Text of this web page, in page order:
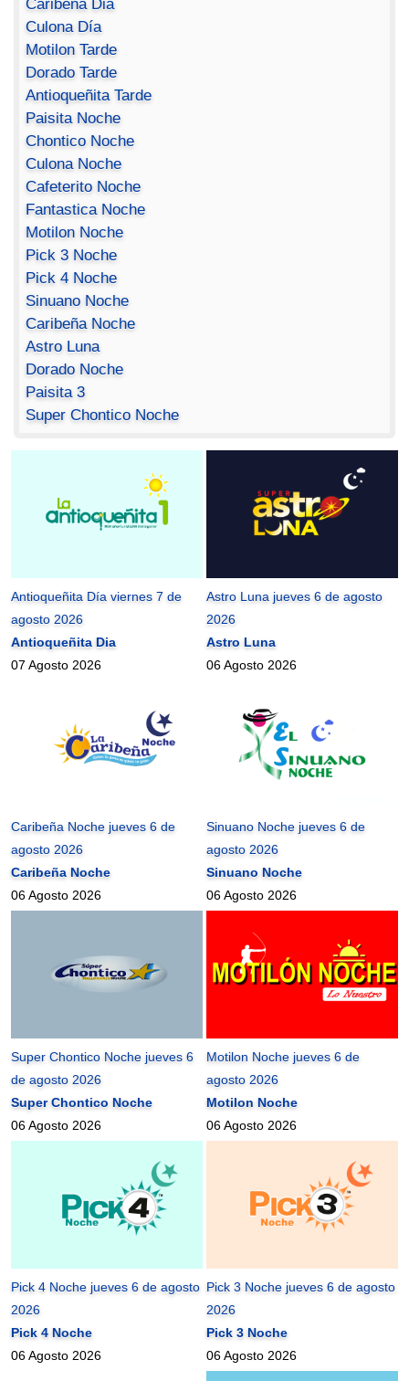
Caribeña Dia
Culona Día
Motilon Tarde
Dorado Tarde
Antioqueñita Tarde
Paisita Noche
Chontico Noche
Culona Noche
Cafeterito Noche
Fantastica Noche
Motilon Noche
Pick 3 Noche
Pick 4 Noche
Sinuano Noche
Caribeña Noche
Astro Luna
Dorado Noche
Paisita 3
Super Chontico Noche
Antioqueñita Día viernes 7 de
agosto 2026
Antioqueñita Dia
07 Agosto 2026
Astro Luna jueves 6 de agosto
2026
Astro Luna
06 Agosto 2026
Caribeña Noche jueves 6 de
agosto 2026
Caribeña Noche
06 Agosto 2026
Sinuano Noche jueves 6 de
agosto 2026
Sinuano Noche
06 Agosto 2026
Super Chontico Noche jueves 6
de agosto 2026
Super Chontico Noche
06 Agosto 2026
Motilon Noche jueves 6 de
agosto 2026
Motilon Noche
06 Agosto 2026
Pick 4 Noche jueves 6 de agosto
2026
Pick 4 Noche
06 Agosto 2026
Pick 3 Noche jueves 6 de agosto
2026
Pick 3 Noche
06 Agosto 2026